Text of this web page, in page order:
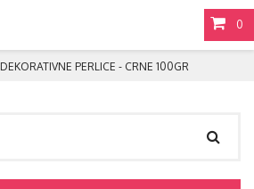
0
DEKORATIVNE PERLICE - CRNE 100GR